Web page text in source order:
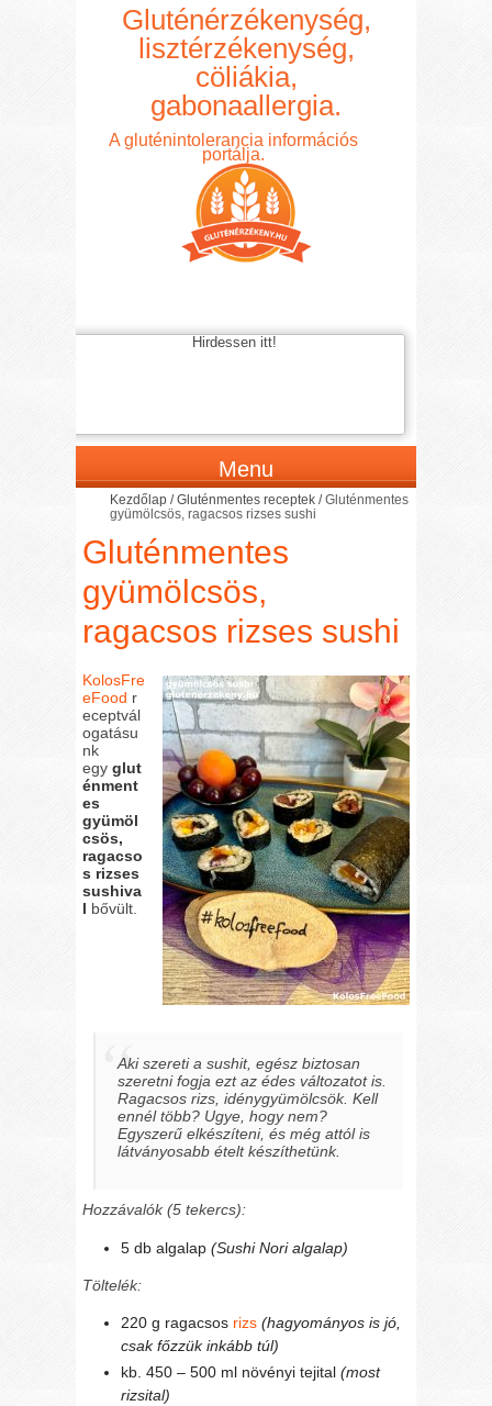
Gluténérzékenység,
lisztérzékenység,
cöliákia,
gabonaallergia.
A gluténintolerancia információs
portálja.
Hirdessen itt!
Menu
Kezdőlap /Gluténmentes receptek /Gluténmentes
gyümölcsös, ragacsos rizses sushi
Gluténmentes
gyümölcsös,
ragacsos rizses sushi
KolosFre
eFood r
eceptvál
ogatásu
nk
egyglut
énment
es
gyümöl
csös,
ragacso
s rizses
sushiva
l bővült.
Aki szereti a sushit, egész biztosan
szeretni fogja ezt az édes változatot is.
Ragacsos rizs, idénygyümölcsök. Kell
ennél több? Ugye, hogy nem?
Egyszerű elkészíteni, és még attól is
látványosabb ételt készíthetünk.
Hozzávalók (5 tekercs):
5 db algalap(Sushi Nori algalap)
Töltelék:
220 g ragacsos rizs (hagyományos is jó,
csak főzzük inkább túl)
kb. 450 – 500 ml növényi tejital(most
rizsital)